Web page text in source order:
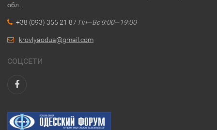
обл.
+38 (093) 355 21 87 Пн—Вс 9:00—19:00
krovlyaodua@gmail.com
СОЦСЕТИ